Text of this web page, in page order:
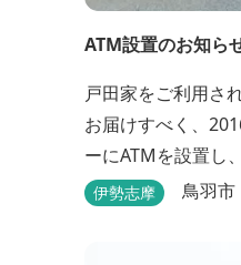
ATM設置のお知ら
戸田家をご利用さ
お届けすべく、
ーにATMを設置し
す。 〇場所：南館1階ロビ
伊勢志摩 鳥羽市